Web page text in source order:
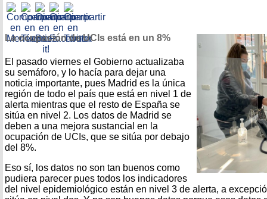
La ocupación de UCIs está en un 8%
El pasado viernes el Gobierno actualizaba
su semáforo, y lo hacía para dejar una
noticia importante, pues Madrid es la única
región de todo el país que está en nivel 1 de
alerta mientras que el resto de España se
sitúa en nivel 2. Los datos de Madrid se
deben a una mejora sustancial en la
ocupación de UCIs, que se sitúa por debajo
del 8%.
Eso sí, los datos no son tan buenos como
pudiera parecer pues todos los indicadores
del nivel epidemiológico están en nivel 3 de alerta, a